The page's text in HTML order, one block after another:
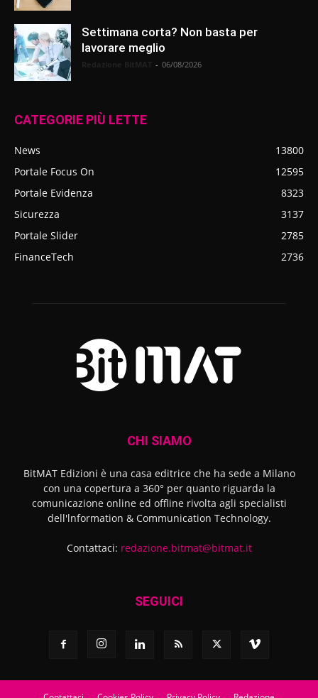
Settimana corta? Non basta per
lavorare meglio
- 06/08/2026
CATEGORIE PIÙ LETTE
News
13800
Portale Focus On
12595
Portale Evidenza
8323
Sicurezza
3137
Portale Slider
2785
FinanceTech
2736
CHI SIAMO
BitMAT Edizioni è una casa editrice che ha sede a Milano
con una copertura a 360° per quanto riguarda la
comunicazione online ed offline rivolta agli specialisti
dell'lnformation & Communication Technology.
Contattaci: redazione.bitmat@bitmat.it
SEGUICI